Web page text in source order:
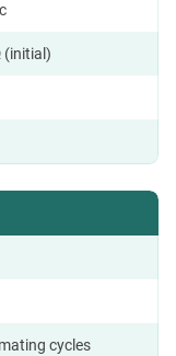
(initial)
cycles